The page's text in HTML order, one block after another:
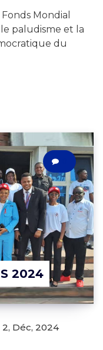
Mondial
paludisme et la
du
2024
2, Déc, 2024